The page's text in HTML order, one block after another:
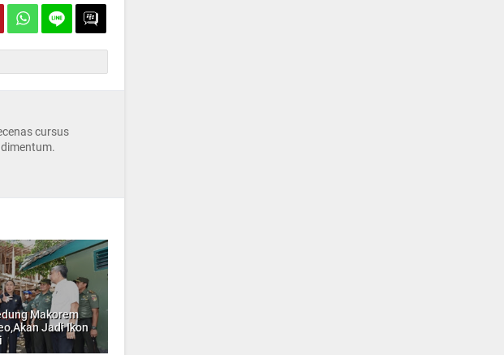
cursus
Makorem
Jadi Ikon